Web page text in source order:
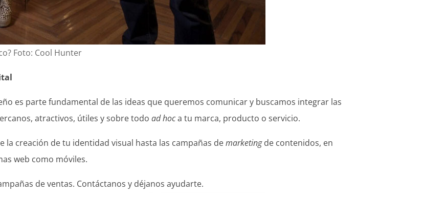
Foto: Cool Hunter
es parte fundamental de las ideas que queremos comunicar y buscamos integrar las
atractivos, útiles y sobre todoad hoca tu marca, producto o servicio.
la creación de tu identidad visual hasta las campañas demarketingde contenidos, en
web como móviles.
de ventas. Contáctanos y déjanos ayudarte.